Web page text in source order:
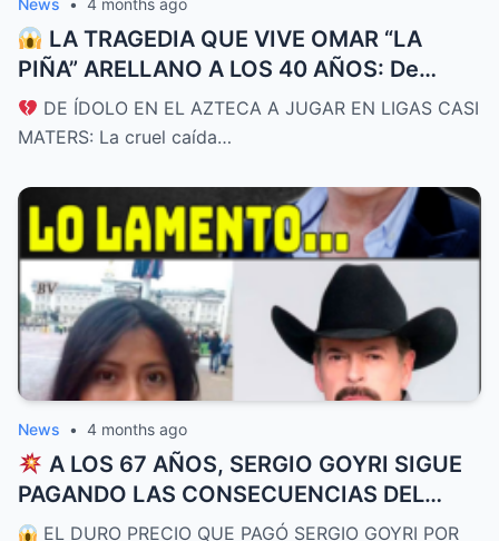
News • 4 months ago
LA TRAGEDIA QUE VIVE OMAR “LA
PIÑA” ARELLANO A LOS 40 AÑOS: De
promesa de Chivas y futuro de la
Selección a rebuscarse la vida en ligas de
DE ÍDOLO EN EL AZTECA A JUGAR EN LIGAS CASI
MATERS: La cruel caída…
News • 4 months ago
A LOS 67 AÑOS, SERGIO GOYRI SIGUE
PAGANDO LAS CONSECUENCIAS DEL
ESCÁNDALO CON YALITZA APARICIO:
EL DURO PRECIO QUE PAGÓ SERGIO GOYRI POR